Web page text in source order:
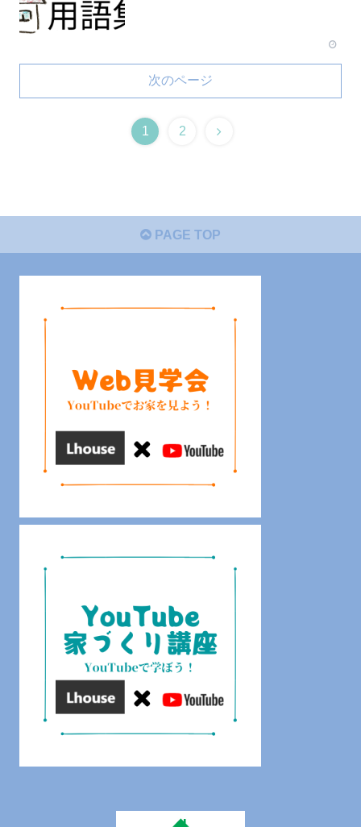
次のページ
1 2
PAGE TOP